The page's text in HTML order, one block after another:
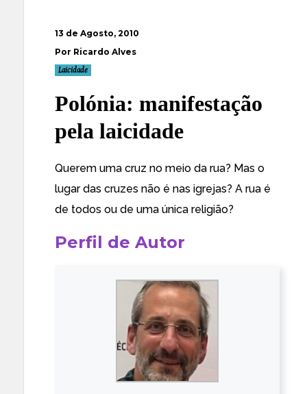
13 de Agosto, 2010
Por Ricardo Alves
Laicidade
Polónia: manifestação
pela laicidade
Querem uma cruz no meio da rua? Mas o
lugar das cruzes não é nas igrejas? A rua é
de todos ou de uma única religião?
Perfil de Autor